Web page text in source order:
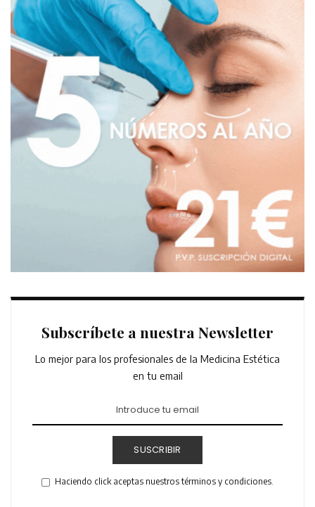
Subscríbete a nuestra Newsletter
Lo mejor para los profesionales de la Medicina Estética
en tu email
SUSCRIBIR
Haciendo click aceptas nuestros términos y condiciones.